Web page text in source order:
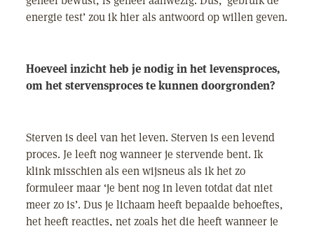
energie test’ zou ik hier als antwoord op willen geven.
Hoeveel inzicht heb je nodig in het levensproces,
om het stervensproces te kunnen doorgronden?
Sterven is deel van het leven. Sterven is een levend
proces. Je leeft nog wanneer je stervende bent. Ik
klink misschien als een wijsneus als ik het zo
formuleer maar ‘je bent nog in leven totdat dat niet
meer zo is’. Dus je lichaam heeft bepaalde behoeftes,
het heeft reacties, net zoals het die heeft wanneer je